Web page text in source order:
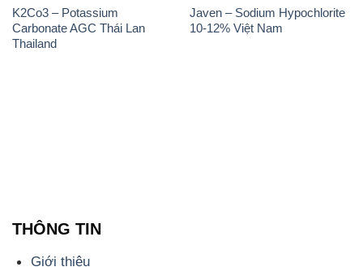
Chính sách và quy định chung
Tin tức